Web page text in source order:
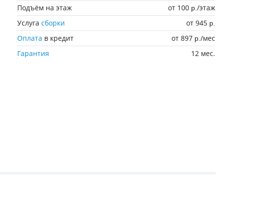
Подъём на этаж от 100 р./этаж
Услугасборки от 945 р.
Оплата в кредит от 897 р./мес
Гарантия
12 мес.